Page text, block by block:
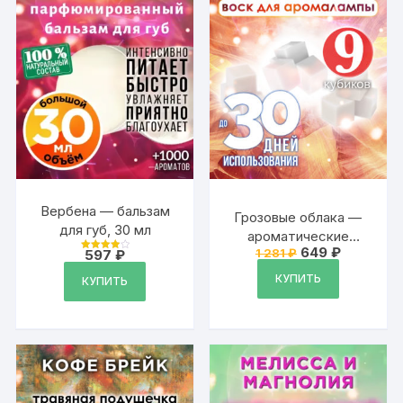
Вербена — бальзам
для губ, 30 мл
Оценка
597₽
КУПИТЬ
Грозовые облака —
ароматические
кубики Аурасо,
ароматический воск,
аромакубики для
1 281₽
составляла
649 ₽Текущая
КУПИТЬ